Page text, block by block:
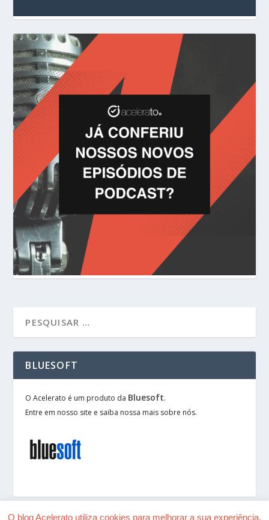
BLUESOFT
O Acelerato é um produto da Bluesoft.
Entre em nosso site e saiba nossa mais sobre nós.
O blog Acelerato utiliza cookies para melhorar a sua experiência.